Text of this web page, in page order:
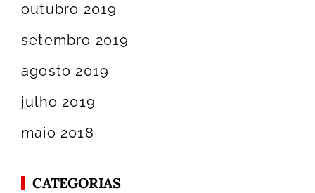
outubro 2019
setembro 2019
agosto 2019
julho 2019
maio 2018
CATEGORIAS